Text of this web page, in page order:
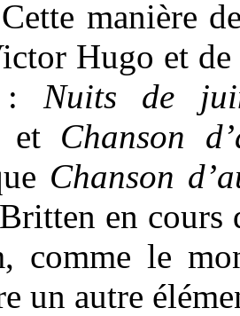
manière
Hugo et de
: Nuits de
et Chanson
Chanson
en cours
comme le
un autre